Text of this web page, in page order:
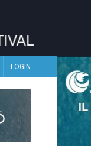
LOGIN